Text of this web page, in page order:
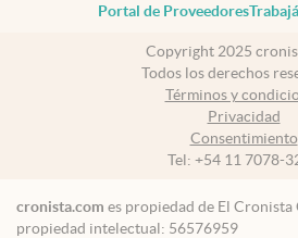
Portal de Proveedores
Copyright 2025
Todos los derechos
Términos y
Privacidad
Consentimiento
Tel: +54 11 7078-
cronista.com es propiedad de El Cronista
propiedad intelectual: 56576959